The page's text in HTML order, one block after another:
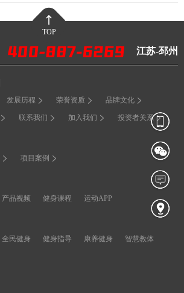
TOP
江苏-邳州
发展历程 荣誉资质 品牌文化
联系我们 加入我们 投资者关系
项目案例
产品视频 健身课程 运动APP
全民健身 健身指导 康养健身 智慧教体